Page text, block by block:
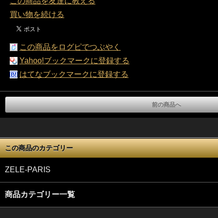
買い物を続ける
この商品をログピでつぶやく
Yahoo!ブックマークに登録する
はてなブックマークに登録する
前の商品へ
この商品のカテゴリー
ZELE-PARIS
商品カテゴリー一覧